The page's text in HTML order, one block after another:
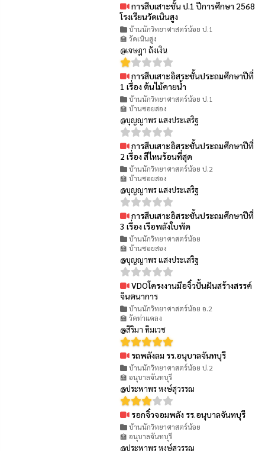
การสืบเสาะชั้น ป.1 ปีการศึกษา 2568
โรงเรียนวัดเนินสูง
บ้านนักวิทยาศาสตร์น้อย ป.1
🏫 วัดเนินสูง
@เจษฎา ถังเงิน
การสืบเสาะอิสระชั้นประถมศึกษาปีที่
1 เรื่อง ต้นไม้คายน้ำ
บ้านนักวิทยาศาสตร์น้อย ป.1
🏫 บ้านซอยสอง
@บุญญาพร แสงประเสริฐ
การสืบเสาะอิสระชั้นประถมศึกษาปีที่
2 เรื่อง สีไหนร้อนที่สุด
บ้านนักวิทยาศาสตร์น้อย ป.2
🏫 บ้านซอยสอง
@บุญญาพร แสงประเสริฐ
การสืบเสาะอิสระชั้นประถมศึกษาปีที่
3 เรื่อง เรือพลังใบพัด
บ้านนักวิทยาศาสตร์น้อย
🏫 บ้านซอยสอง
@บุญญาพร แสงประเสริฐ
VDOโครงงานมือจิ๋วปั้นฝันสร้างสรรค์
จินตนาการ
บ้านนักวิทยาศาสตร์น้อย อ.2
🏫 วัดท่าแคลง
@สิริมา ทิมเวช
รถพลังลม รร.อนุบาลจันทบุรี
บ้านนักวิทยาศาสตร์น้อย ป.2
🏫 อนุบาลจันทบุรี
@ประพาพร หงษ์สุวรรณ
รอกจิ๋วจอมพลัง รร.อนุบาลจันทบุรี
บ้านนักวิทยาศาสตร์น้อย
🏫 อนุบาลจันทบุรี
@ประพาพร หงษ์สุวรรณ